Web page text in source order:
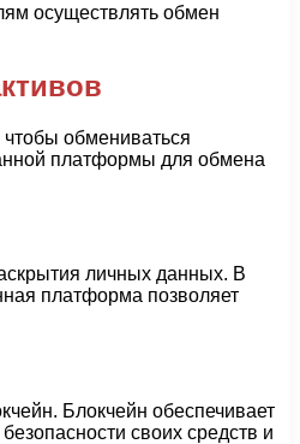
осуществлять обмен
обмениваться
платформы для обмена
личных данных. В
платформа позволяет
Блокчейн обеспечивает
своих средств и